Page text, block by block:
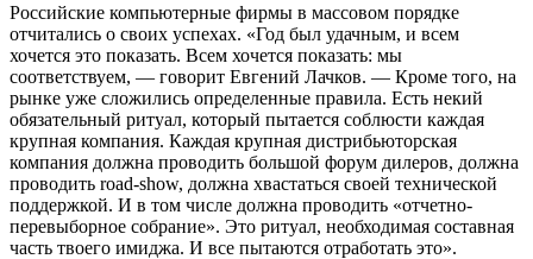
Российские компьютерные фирмы в массовом порядке
отчитались о своих успехах. «Год был удачным, и всем
хочется это показать. Всем хочется показать: мы
соответствуем, — говорит Евгений Лачков. — Кроме того, на
рынке уже сложились определенные правила. Есть некий
обязательный ритуал, который пытается соблюсти каждая
крупная компания. Каждая крупная дистрибьюторская
компания должна проводить большой форум дилеров, должна
проводить road-show, должна хвастаться своей технической
поддержкой. И в том числе должна проводить «отчетно-
перевыборное собрание». Это ритуал, необходимая составная
часть твоего имиджа. И все пытаются отработать это».